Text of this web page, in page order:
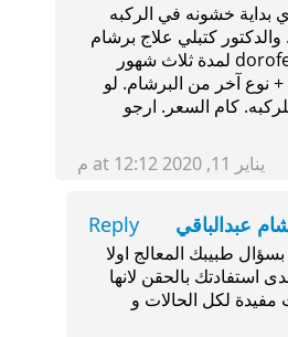
بداية خشونه في الركبه
والدكتور كتبلي علاج برشام
اسمه dorofe لمدة ثلاث شهور
+كريم جل algesal + نوع آخر من البرشام. لو
كام السعر. ارجو
يناير 11, 2020 at 12:12 م
عبدالباقي Reply
طبيبك المعالج اولا
استفادتك بالحقن لانها
لكل الحالات و